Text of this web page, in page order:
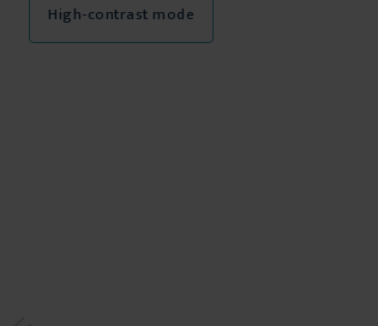
High-contrast mode